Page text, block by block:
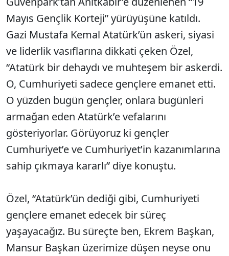
Mayıs Gençlik Korteji” yürüyüşüne katıldı.
Gazi Mustafa Kemal Atatürk’ün askeri, siyasi
ve liderlik vasıflarına dikkati çeken Özel,
“Atatürk bir dehaydı ve muhteşem bir askerdi.
O, Cumhuriyeti sadece gençlere emanet etti.
O yüzden bugün gençler, onlara bugünleri
armağan eden Atatürk’e vefalarını
gösteriyorlar. Görüyoruz ki gençler
Cumhuriyet’e ve Cumhuriyet’in kazanımlarına
sahip çıkmaya kararlı” diye konuştu.
Özel, “Atatürk’ün dediği gibi, Cumhuriyeti
gençlere emanet edecek bir süreç
yaşayacağız. Bu süreçte ben, Ekrem Başkan,
Mansur Başkan üzerimize düşen neyse onu